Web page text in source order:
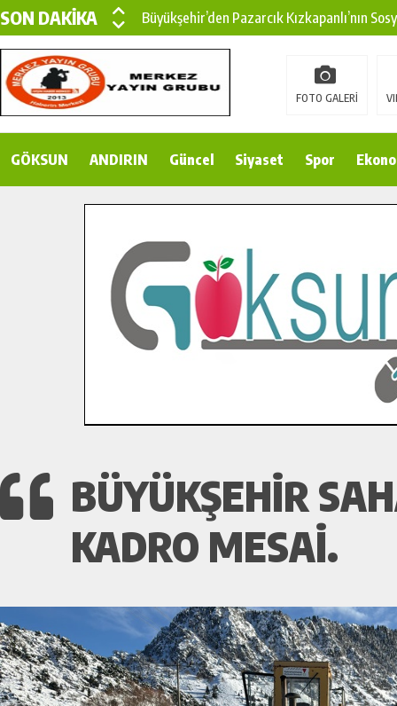
SON DAKİKA
Büyükşehir’den Pazarcık Kızkapanlı’nın
Büyükşehir’den Pazarcık Kırsalına Modern
Çin’den KSÜ’ye Uluslararası Başarı:
Gençler Pusula Maraş Kampında Yeni
İlçe Jandarma Komutanı Karakaya’dan
Bertiz’in Yeni Köprüsünde Sona Doğru.
FOTO GALERİ
GÖKSUN ANDIRIN Güncel Siyaset Spor
BÜYÜKŞEHIR
KADRO MESAI.